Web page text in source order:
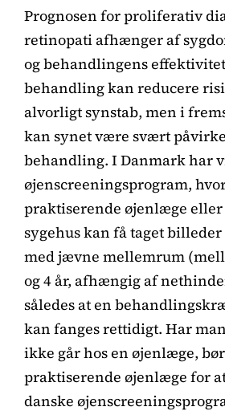
Prognosen for proliferativ
retinopati afhænger af
og behandlingens
behandling kan reducere
alvorligt synstab, men i
kan synet være svært
behandling. I Danmark har
øjenscreeningsprogram,
praktiserende øjenlæge eller
sygehus kan få taget
med jævne mellemrum
og 4 år, afhængig af
således at en
kan fanges rettidigt. Har
ikke går hos en øjenlæge,
praktiserende øjenlæge for
danske